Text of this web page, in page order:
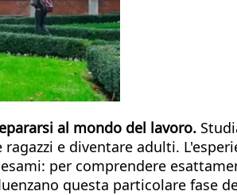
al mondo del lavoro.
e diventare adulti.
per comprendere
questa particolare fase